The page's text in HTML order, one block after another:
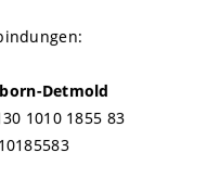
Detmold
1010 1855 83